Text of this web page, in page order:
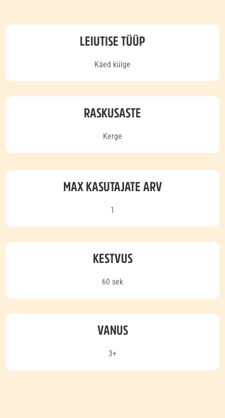
LEIUTISE TÜÜP
Käed külge
RASKUSASTE
Kerge
MAX KASUTAJATE ARV
1
KESTVUS
60 sek
VANUS
3+